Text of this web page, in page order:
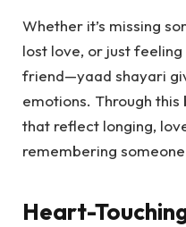
Whether it’s missing
lost love, or just
friend—yaad shayari
emotions. Through this
that reflect longing,
remembering
Heart-